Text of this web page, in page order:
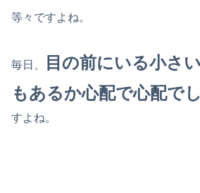
等々ですよね。
毎日、
目の前にいる小さ
もあるか心配で心配で
すよね。